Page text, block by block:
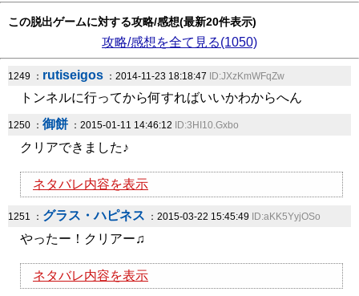
この脱出ゲームに対する攻略/感想(最新20件表示)
攻略/感想を全て見る(1050)
1249 ： rutiseigos ：2014-11-23 18:18:47 ID:JXzKmWFqZw
トンネルに行ってから何すればいいかわからへん
1250 ： 御餅 ：2015-01-11 14:46:12 ID:3HI10.Gxbo
クリアできました♪
ネタバレ内容を表示
1251 ： グラス・ハピネス ：2015-03-22 15:45:49 ID:aKK5YyjOSo
やったー！クリアー♫
ネタバレ内容を表示